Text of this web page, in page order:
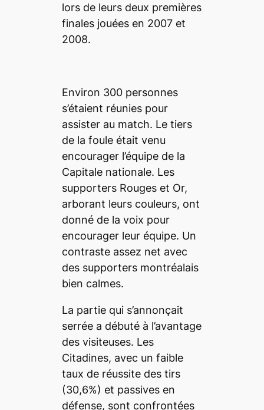
lors de leurs deux premières
finales jouées en 2007 et
2008.
Environ 300 personnes
s’étaient réunies pour
assister au match. Le tiers
de la foule était venu
encourager l’équipe de la
Capitale nationale. Les
supporters Rouges et Or,
arborant leurs couleurs, ont
donné de la voix pour
encourager leur équipe. Un
contraste assez net avec
des supporters montréalais
bien calmes.
La partie qui s’annonçait
serrée a débuté à l’avantage
des visiteuses. Les
Citadines, avec un faible
taux de réussite des tirs
(30,6%) et passives en
défense, sont confrontées